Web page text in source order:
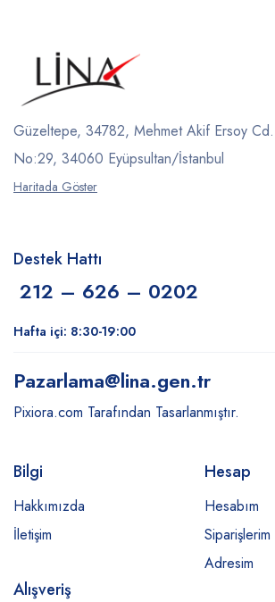
Güzeltepe, 34782, Mehmet Akif Ersoy Cd.
No:29, 34060 Eyüpsultan/İstanbul
Haritada Göster
Destek Hattı
212 – 626 – 0202
Hafta içi: 8:30-19:00
Pazarlama@lina.gen.tr
Pixiora.com Tarafından Tasarlanmıştır.
Bilgi
Hakkımızda
İletişim
Hesap
Hesabım
Siparişlerim
Adresim
Alışveriş